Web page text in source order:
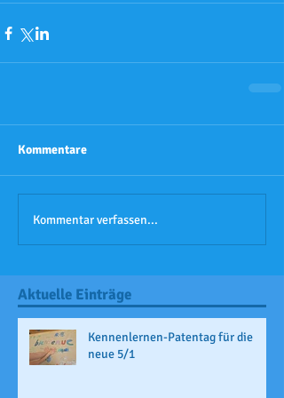
Kommentare
Kommentar verfassen...
Aktuelle Einträge
Kennenlernen-Patentag für die
neue 5/1